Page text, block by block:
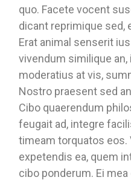
quo. Facete vocent
dicant reprimique sed,
Erat animal senserit
vivendum similique
moderatius at vis,
Nostro praesent sed
Cibo quaerendum
feugait ad, integre
timeam torquatos
expetendis ea, quem
cibo ponderum. Ei